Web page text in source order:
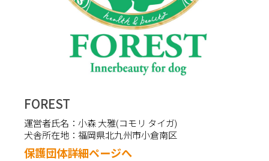
FOREST
運営者氏名：小森 大雅(コモリ タイガ)
犬舎所在地：福岡県北九州市小倉南区
保護団体詳細ページへ